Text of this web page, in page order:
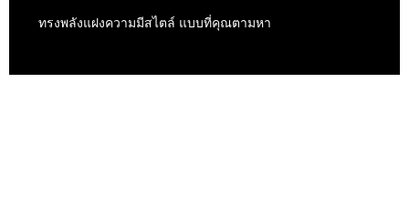
ทรงพลังแฝงความมีสไตล์ แบบที่คุณตามหา